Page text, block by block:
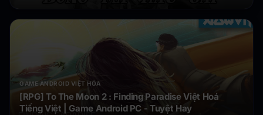
GAME ANDROID VIỆT HÓA
[RPG] To The Moon 2 : Finding Paradise Việt Hoá
Tiếng Việt | Game Android PC - Tuyệt Hay